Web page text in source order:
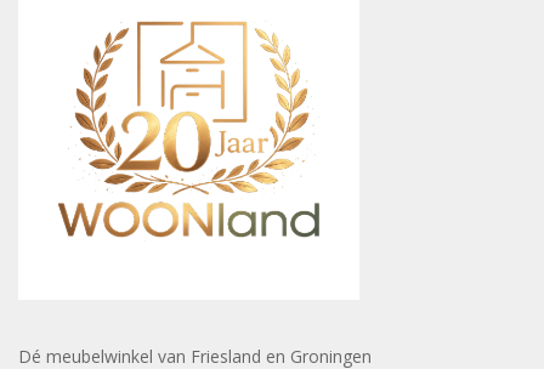
Dé meubelwinkel van Friesland en Groningen